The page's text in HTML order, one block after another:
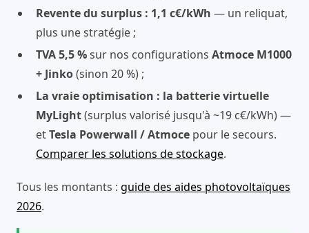
Revente du surplus : 1,1 c€/kWh — un reliquat,
plus une stratégie ;
TVA 5,5 %sur nos configurations Atmoce M1000
+ Jinko(sinon 20 %) ;
La vraie optimisation : la batterie virtuelle
MyLight(surplus valorisé jusqu'à ~19 c€/kWh) —
etTesla Powerwall / Atmoce pour le secours.
Comparer les solutions de stockage.
Tous les montants : guide des aides photovoltaïques
2026.